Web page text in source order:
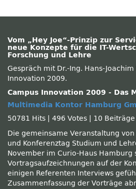
Vom „Hey Joe“-Prinzip zur
neue Konzepte für die IT-
Forschung und Lehre
Gespräch mit Dr.-Ing. Hans-
Innovation 2009.
Campus Innovation 2009 - Das
Multimedia Kontor Hamburg
50781 Hits
496 Votes
10 Beiträge
Die gemeinsame Veranstaltung
und Konferenztag Studium und
November im Curio-Haus Hamburg
Vortragsaufzeichnungen auf der
einigen Referenten Interviews
Zusammenfassung der Vorträge